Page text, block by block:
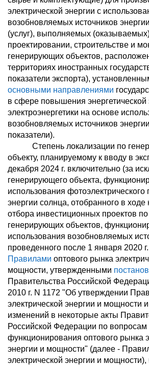
электрической энергии с
возобновляемых источников
(услуг), выполняемых
проектировании, строительстве и
генерирующих объектов,
территориях иностранных
показатели экспорта),
основными направлениями
в сфере повышения
электроэнергетики на основе
возобновляемых источников
показатели).
Степень локализации по
объекту, планируемому к вводу в
декабря 2024 г. включительно (за
генерирующего объекта,
использования
энергии солнца, отобранного в ходе
отбора инвестиционных проектов по
генерирующих объектов,
использования возобновляемых
проведенного после 1 января 2020
Правилами оптового рынка
мощности, утвержденными
Правительства Российской
2010 г. N 1172 "Об утверждении
электрической энергии и мощности
изменений в некоторые акты
Российской Федерации по вопросам
функционирования оптового рынка
энергии и мощности" (далее -
электрической энергии и